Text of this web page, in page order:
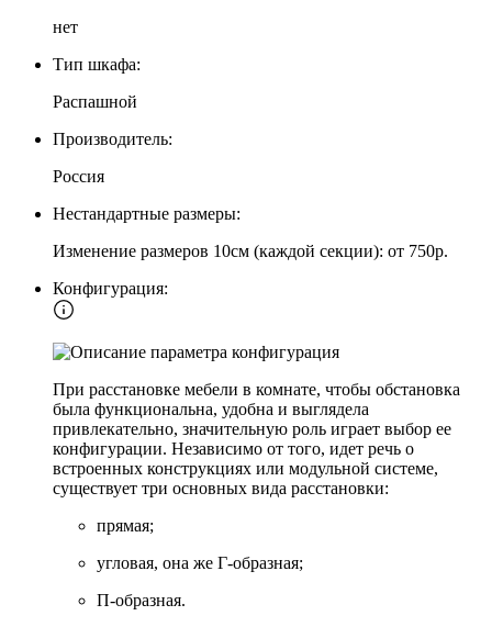
нет
Тип шкафа:
Распашной
Производитель:
Россия
Нестандартные размеры:
Изменение размеров 10см (каждой секции): от 750р.
Конфигурация:
При расстановке мебели в комнате, чтобы обстановка
была функциональна, удобна и выглядела
привлекательно, значительную роль играет выбор ее
конфигурации. Независимо от того, идет речь о
встроенных конструкциях или модульной системе,
существует три основных вида расстановки:
прямая;
угловая, она же Г-образная;
П-образная.